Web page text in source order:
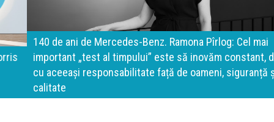
140 de ani de Mercedes-Benz. Ramona Pîrlog: Cel mai
important „test al timpului” este să inovăm constant, dar
cu aceeași responsabilitate față de oameni, siguranță și
calitate